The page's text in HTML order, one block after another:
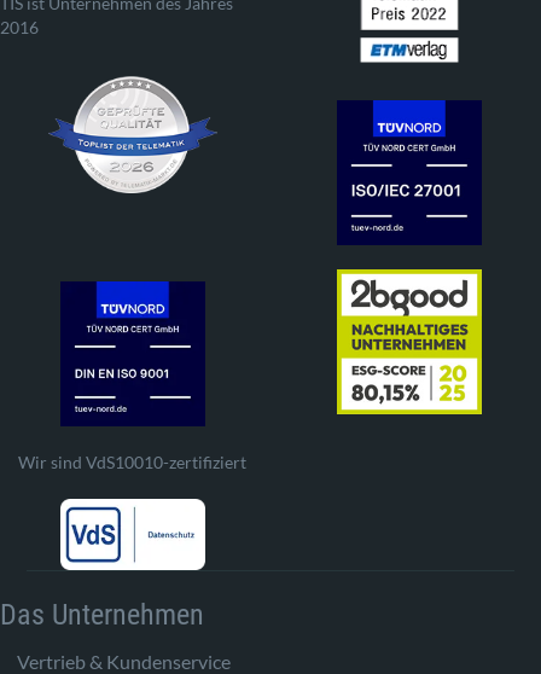
2016
Wir sind VdS10010-zertifiziert
Das Unternehmen
Vertrieb & Kundenservice